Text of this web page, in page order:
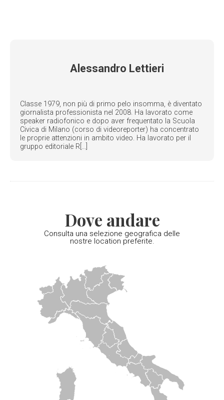
Alessandro Lettieri
Classe 1979, non più di primo pelo insomma, è diventato
giornalista professionista nel 2008. Ha lavorato come
speaker radiofonico e dopo aver frequentato la Scuola
Civica di Milano (corso di videoreporter) ha concentrato
le proprie attenzioni in ambito video. Ha lavorato per il
gruppo editoriale R[...]
Dove andare
Consulta una selezione geografica delle
nostre location preferite.